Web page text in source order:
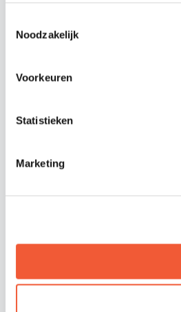
Noodzakelijk
Voorkeuren
Statistieken
Marketing